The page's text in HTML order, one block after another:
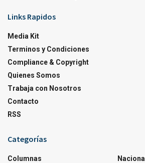
Links Rapidos
Media Kit
Terminos y Condiciones
Compliance & Copyright
Quienes Somos
Trabaja con Nosotros
Contacto
RSS
Categorías
Columnas
Nacional